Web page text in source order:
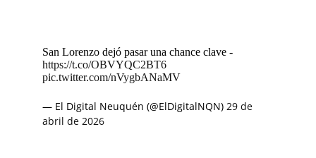
San Lorenzo dejó pasar una chance clave -
https://t.co/OBVYQC2BT6
pic.twitter.com/nVygbANaMV
— El Digital Neuquén (@ElDigitalNQN) 29 de
abril de 2026